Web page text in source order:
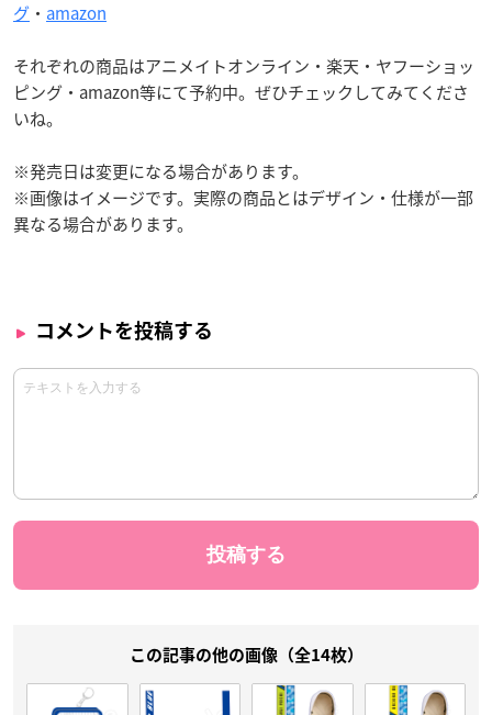
グ ・ amazon
それぞれの商品はアニメイトオンライン・楽天・ヤフーショッ
ピング・amazon等にて予約中。ぜひチェックしてみてくださ
いね。
※発売日は変更になる場合があります。
※画像はイメージです。実際の商品とはデザイン・仕様が一部
異なる場合があります。
コメントを投稿する
この記事の他の画像（全14枚）